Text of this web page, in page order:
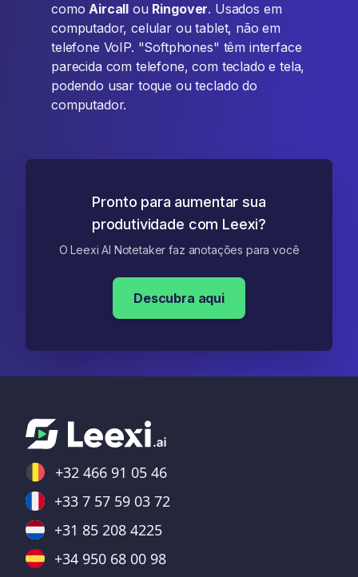
comoAircall ou Ringover. Usados em
computador, celular ou tablet, não em
telefone VoIP. "Softphones" têm interface
parecida com telefone, com teclado e tela,
podendo usar toque ou teclado do
computador.
Pronto para aumentar sua
produtividade com Leexi?
O Leexi AI Notetaker faz anotações para você
Descubra aqui
+32 466 91 05 46
+33 7 57 59 03 72
+31 85 208 4225
+34 950 68 00 98